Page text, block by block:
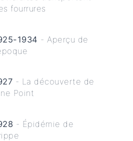
fourrures
1934 - Aperçu de
- La découverte de
Point
- Épidémie de